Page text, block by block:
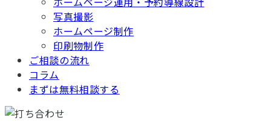
写真撮影
ホームページ制作
印刷物制作
ご相談の流れ
コラム
まずは無料相談する